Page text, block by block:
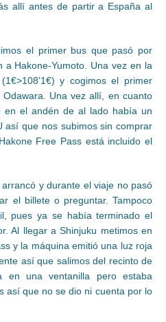
allí antes de partir a España al
el primer bus que pasó por
a Hakone-Yumoto. Una vez en la
y cogimos el primer
Una vez allí, en cuanto
en el andén de al lado había un
así que nos subimos sin comprar
Free Pass está incluido el
y durante el viaje no pasó
el billete o preguntar. Tampoco
pues ya se había terminado el
Al llegar a Shinjuku metimos en
y la máquina emitió una luz roja
así que salimos del recinto de
en una ventanilla pero estaba
así que no se dio ni cuenta por lo